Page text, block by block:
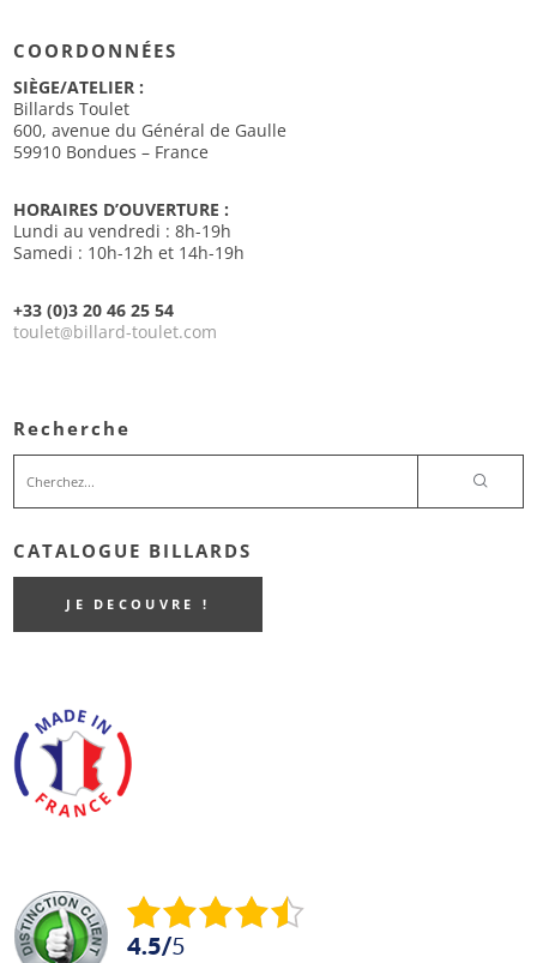
COORDONNÉES
SIÈGE/ATELIER :
Billards Toulet
600, avenue du Général de Gaulle
59910 Bondues – France
HORAIRES D’OUVERTURE :
Lundi au vendredi : 8h-19h
Samedi : 10h-12h et 14h-19h
+33 (0)3 20 46 25 54
toulet@billard-toulet.com
Recherche
CATALOGUE BILLARDS
JE DECOUVRE !
4.5/5